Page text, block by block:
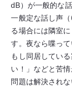
dB）が一般的な
一般定な話し声
る場合には隣室
す。夜なら喋っ
もし同居してい
い！」などと苦
問題は解決されな